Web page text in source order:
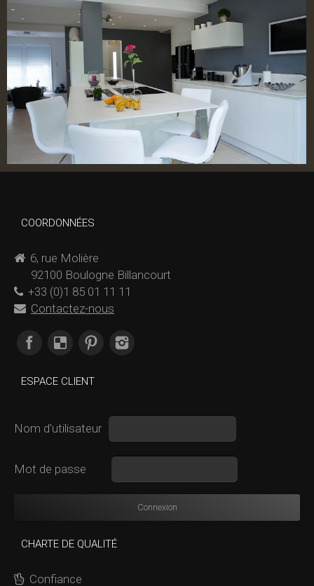
COORDONNÉES
6, rue Molière
92100 Boulogne Billancourt
+33 (0)1 85 01 11 11
Contactez-nous
Trouvez nous sur :
ESPACE CLIENT
Nom d'utilisateur
Mot de passe
CHARTE DE QUALITÉ
Confiance